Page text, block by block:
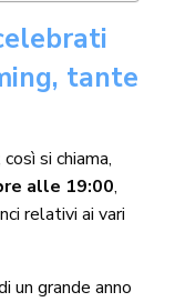
tante
così si chiama,
alle 19:00,
relativi ai vari
un grande anno